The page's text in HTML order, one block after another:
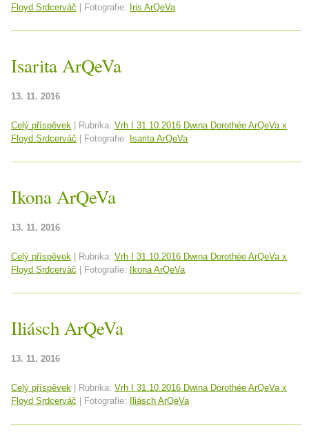
Floyd Srdcerváč
Fotografie: Iris ArQeVa
Isarita ArQeVa
13. 11. 2016
Celý příspěvek Rubrika: Vrh I 31.10.2016 Dwina Dorothée ArQeVa x
Floyd Srdcerváč
Fotografie: Isarita ArQeVa
Ikona ArQeVa
13. 11. 2016
Celý příspěvek Rubrika: Vrh I 31.10.2016 Dwina Dorothée ArQeVa x
Floyd Srdcerváč
Fotografie: Ikona ArQeVa
Iliásch ArQeVa
13. 11. 2016
Celý příspěvek Rubrika: Vrh I 31.10.2016 Dwina Dorothée ArQeVa x
Floyd Srdcerváč
Fotografie: Iliásch ArQeVa